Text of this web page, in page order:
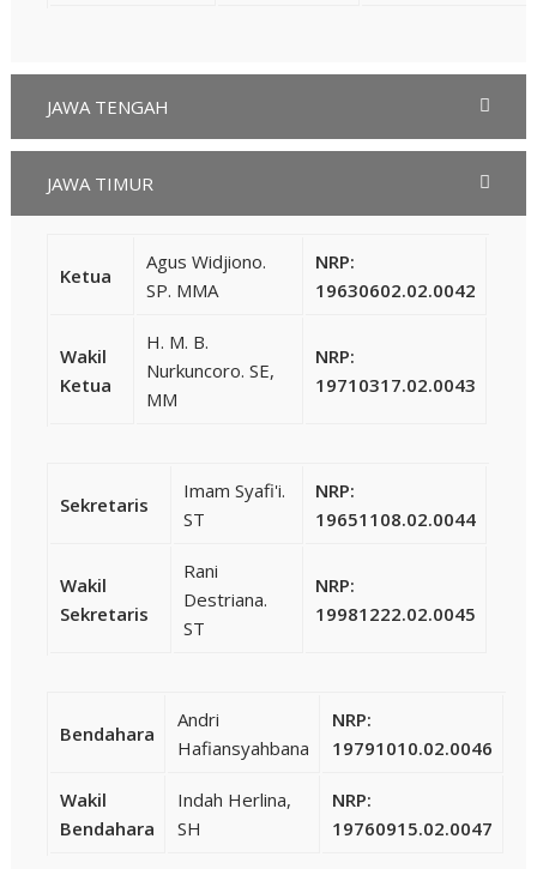
JAWA TENGAH
JAWA TIMUR
Ketua
Agus Widjiono.
SP. MMA
NRP:
19630602.02.0042
Wakil
Ketua
H. M. B.
Nurkuncoro. SE,
MM
NRP:
19710317.02.0043
Sekretaris
Imam Syafi'i.
ST
NRP:
19651108.02.0044
Wakil
Sekretaris
Rani
Destriana.
ST
NRP:
19981222.02.0045
Bendahara
Andri
Hafiansyahbana
NRP:
19791010.02.0046
Wakil
Bendahara
Indah Herlina,
SH
NRP:
19760915.02.0047